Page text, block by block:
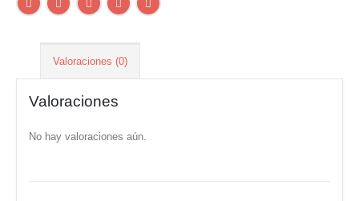
Valoraciones (0)
Valoraciones
No hay valoraciones aún.